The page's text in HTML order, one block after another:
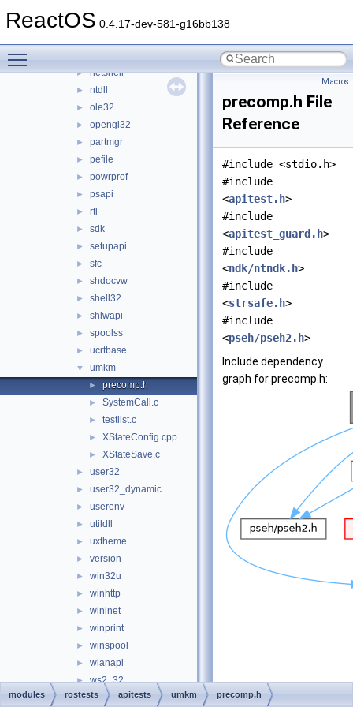
ReactOS 0.4.17-dev-581-g16bb138
► mspatcha
► netshell
► ntdll
► ole32
► opengl32
► partmgr
► pefile
► powrprof
► psapi
► rtl
► sdk
► setupapi
► sfc
► shdocvw
► shell32
► shlwapi
► spoolss
► ucrtbase
▼ umkm
► precomp.h
► SystemCall.c
► testlist.c
► XStateConfig.cpp
► XStateSave.c
► user32
► user32_dynamic
► userenv
► utildll
► uxtheme
► version
► win32u
► winhttp
► wininet
► winprint
► winspool
► wlanapi
► ws2_32
► wscript
Macros
precomp.h File
Reference
#include <stdio.h>
#include
<apitest.h>
#include
<apitest_guard.h>
#include
<ndk/ntndk.h>
#include
<strsafe.h>
#include
<pseh/pseh2.h>
Include dependency
graph for precomp.h:
modules rostests apitests umkm precomp.h